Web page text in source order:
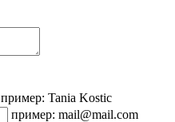
пример: Tania Kostic
пример: mail@mail.com